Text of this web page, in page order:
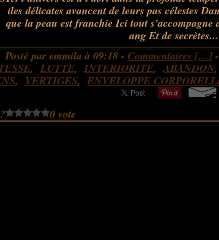
iles délicates avancent de leurs pas célestes
que la peau est franchie Ici tout s'accompagne
ang Et de secrètes...
Posté par emmila à 09:18 - Commentaires […]-
, LUTTE,INTERIORITE,ABANDON
, VERTIGES, ENVELOPPE
0 vote